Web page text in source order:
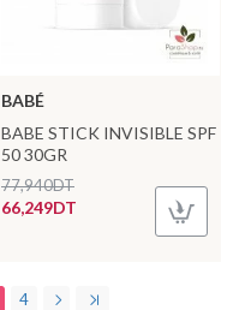
BABÉ
BABE STICK INVISIBLE SPF
50 30GR
66,249DT
77,940DT
4